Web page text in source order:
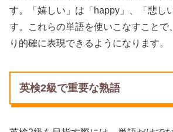
す。「嬉しい」は「happy」、「悲し
す。これらの単語を使いこなすことで
り的確に表現できるようになります。
英検2級で重要な熟語